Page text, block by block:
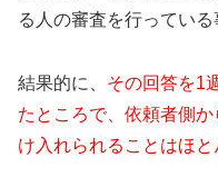
る人の審査を行っている
結果的に、 その回答を1
たところで、依頼者側
け入れられることはほと